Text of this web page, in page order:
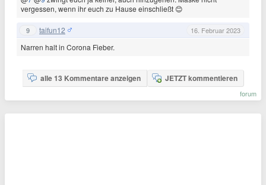
vergessen, wenn ihr euch zu Hause einschließt 😊
9 taifun12 16. Februar 2023
Narren halt in Corona Fieber.
alle 13 Kommentare anzeigen JETZT kommentieren
forum